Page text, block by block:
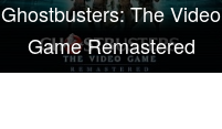
Ghostbusters: The Video
Game Remastered